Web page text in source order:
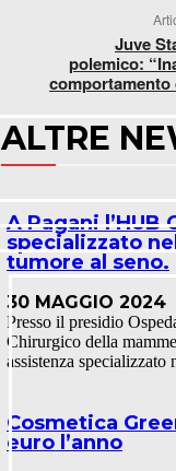
Juve
polemico:
comportamento
ALTRE
A Pagani
specializzato
tumore al seno.
30 MAGGIO 2024
Presso il presidio
Chirurgico della
assistenza specializzato
Cosmetica
euro l’anno